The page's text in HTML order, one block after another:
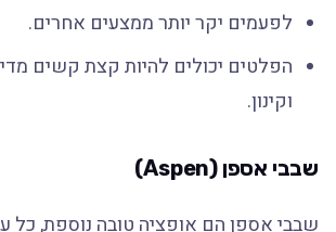
לפעמים יקר יותר ממצעים אחרים.
הפלטים יכולים להיות קצת קשים
וקינון.
שבבי אספן (Aspen)
שבבי אספן הם אופציה טובה נוספת, כל